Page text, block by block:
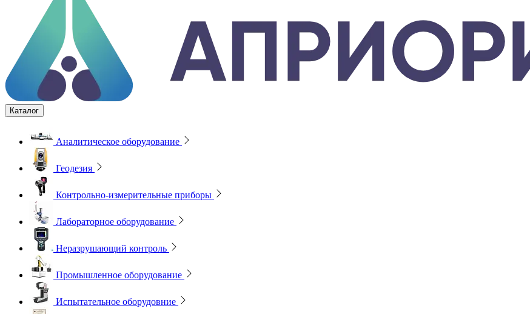
Каталог
Аналитическое оборудование
Геодезия
Контрольно-измерительные приборы
Лабораторное оборудование
Неразрушающий контроль
Промышленное оборудование
Испытательное оборудовние